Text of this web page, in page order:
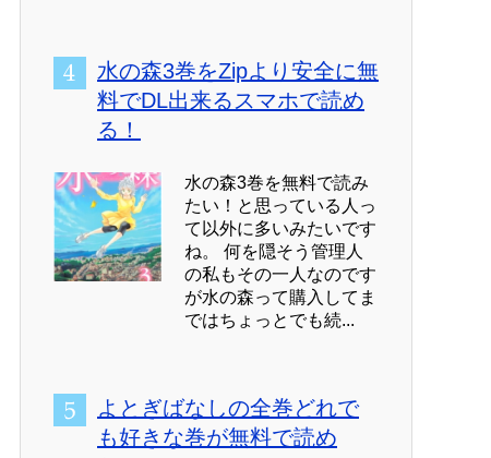
水の森3巻をZipより安全に無
料でDL出来るスマホで読め
る！
水の森3巻を無料で読み
たい！と思っている人っ
て以外に多いみたいです
ね。 何を隠そう管理人
の私もその一人なのです
が水の森って購入してま
ではちょっとでも続...
よとぎばなしの全巻どれで
も好きな巻が無料で読め